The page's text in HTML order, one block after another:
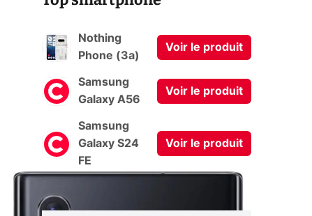
Nothing
Phone (3a)
Voir le produit
Samsung
Galaxy A56
Voir le produit
Samsung
Galaxy S24
FE
Voir le produit